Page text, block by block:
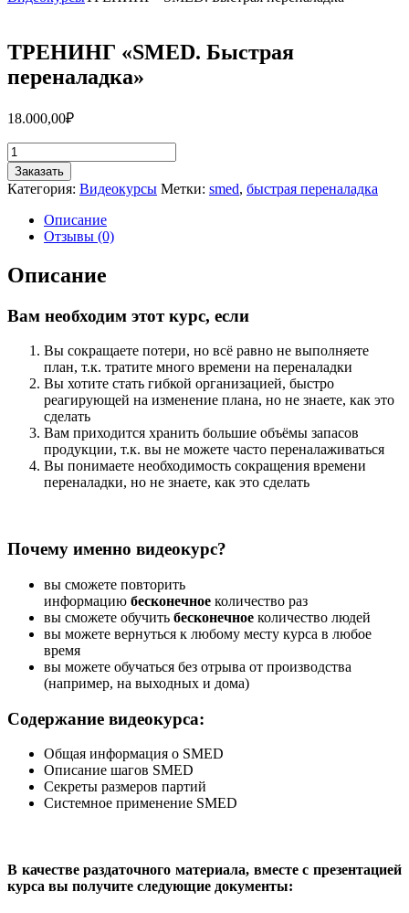
ТРЕНИНГ «SMED. Быстрая
переналадка»
18.000,00₽
Количество
товара
ТРЕНИНГ
«SMED.
Быстрая
переналадка»
Заказать
Категория: Видеокурсы Метки: smed, быстрая переналадка
Описание
Отзывы (0)
Описание
Вам необходим этот курс, если
Вы сокращаете потери, но всё равно не выполняете
план, т.к. тратите много времени на переналадки
Вы хотите стать гибкой организацией, быстро
реагирующей на изменение плана, но не знаете, как это
сделать
Вам приходится хранить большие объёмы запасов
продукции, т.к. вы не можете часто переналаживаться
Вы понимаете необходимость сокращения времени
переналадки, но не знаете, как это сделать
Почему именно видеокурс?
вы сможете повторить
информацию бесконечное количество раз
вы сможете обучить бесконечное количество людей
вы можете вернуться к любому месту курса в любое
время
вы можете обучаться без отрыва от производства
(например, на выходных и дома)
Содержание видеокурса:
Общая информация о SMED
Описание шагов SMED
Секреты размеров партий
Системное применение SMED
В качестве раздаточного материала, вместе с презентацией
курса вы получите следующие документы: